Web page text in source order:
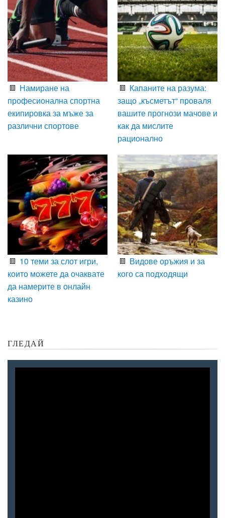
Намиране на
професионална спортна
екипировка за мъже за
различни спортове
Капаните на разума:
защо „късметът“ проваля
вашите прогнози мачове и
как да мислите
рационално
10 теми за слот игри,
които можете да очаквате
да намерите в онлайн
казино
Видове оръжия и за
кого са подходящи
ГЛЕДАЙ